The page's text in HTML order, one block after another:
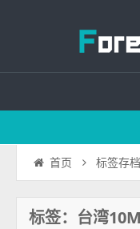
首页 标签存
标签：台湾